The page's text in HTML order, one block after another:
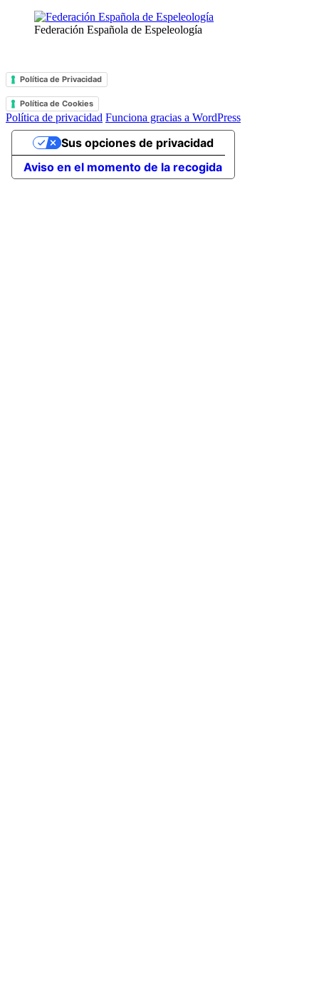
Federación Española de Espeleología
Política de Privacidad
Política de Cookies
Política de privacidad Funciona gracias a WordPress
Aviso en el momento de la recogida
Sus opciones de privacidad